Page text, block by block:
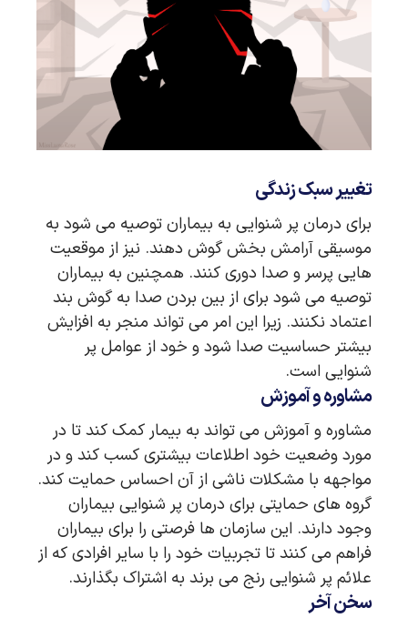
تغییر سبک زندگی
برای درمان پر شنوایی به بیماران توصیه می ‌شود به
موسیقی آرامش ‌بخش گوش دهند. نیز از موقعیت
‌هایی پرسر و صدا دوری کنند. همچنین به بیماران
توصیه می شود برای از بین بردن صدا به گوش بند
اعتماد نکنند. زیرا این امر می تواند منجر به افزایش
بیشتر حساسیت صدا شود و خود از عوامل پر
شنوایی است.
مشاوره و آموزش
مشاوره و آموزش می تواند به بیمار کمک کند تا در
مورد وضعیت خود اطلاعات بیشتری کسب کند و در
مواجهه با مشکلات ناشی از آن احساس حمایت کند.
گروه ‌های حمایتی برای درمان پر شنوایی بیماران
وجود دارند. این سازمان ‌ها فرصتی را برای بیماران
فراهم می ‌کنند تا تجربیات خود را با سایر افرادی که از
علائم پر شنوایی رنج می‌ برند به اشتراک بگذارند.
سخن آخر